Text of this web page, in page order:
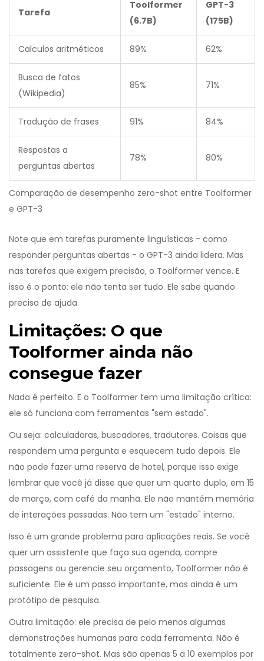
Comparação de desempenho zero-shot entre Toolformer
e GPT-3
Tarefa
Toolformer
(6.7B)
GPT-3
(175B)
Calculos aritméticos 89% 62%
Busca de fatos
(Wikipedia)
85% 71%
Tradução de frases 91% 84%
Respostas a
perguntas abertas
78% 80%
Note que em tarefas puramente linguísticas - como
responder perguntas abertas - o GPT-3 ainda lidera. Mas
nas tarefas que exigem precisão, o Toolformer vence. E
isso é o ponto: ele não tenta ser tudo. Ele sabe quando
precisa de ajuda.
Limitações: O que
Toolformer ainda não
consegue fazer
Nada é perfeito. E o Toolformer tem uma limitação crítica:
ele só funciona com ferramentas "sem estado".
Ou seja: calculadoras, buscadores, tradutores. Coisas que
respondem uma pergunta e esquecem tudo depois. Ele
não pode fazer uma reserva de hotel, porque isso exige
lembrar que você já disse que quer um quarto duplo, em 15
de março, com café da manhã. Ele não mantém memória
de interações passadas. Não tem um "estado" interno.
Isso é um grande problema para aplicações reais. Se você
quer um assistente que faça sua agenda, compre
passagens ou gerencie seu orçamento, Toolformer não é
suficiente. Ele é um passo importante, mas ainda é um
protótipo de pesquisa.
Outra limitação: ele precisa de pelo menos algumas
demonstrações humanas para cada ferramenta. Não é
totalmente zero-shot. Mas são apenas 5 a 10 exemplos por